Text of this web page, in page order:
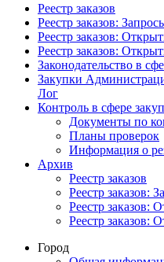
Реестр заказов
Реестр заказов:
Реестр заказов:
Реестр заказов:
Законодательство в
Закупки
Лог
Контроль в сфере
Документы по
Планы проверок
Информация о
Архив
Реестр заказов
Реестр заказов:
Реестр заказов:
Реестр заказов:
Город